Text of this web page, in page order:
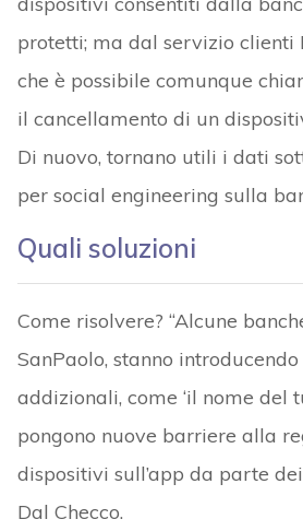
protetti; ma dal servizio clienti
che è possibile comunque
il cancellamento di un
Di nuovo, tornano utili i dati
per social engineering sulla
Quali soluzioni
Come risolvere? “Alcune
SanPaolo, stanno
addizionali, come ‘il nome del
pongono nuove barriere alla
dispositivi sull’app da parte
Dal Checco.